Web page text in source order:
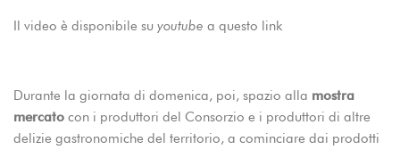
Il video è disponibile su youtube a questo link
Durante la giornata di domenica, poi, spazio alla mostra
mercato con i produttori del Consorzio e i produttori di altre
delizie gastronomiche del territorio, a cominciare dai prodotti